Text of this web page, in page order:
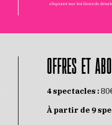
cliquant sur les liens de
OFFRES ET
4 spectacles :
À partir de 9